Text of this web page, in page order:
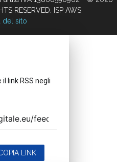
RESERVED. ISP AWS
del sito
link RSS negli
LINK